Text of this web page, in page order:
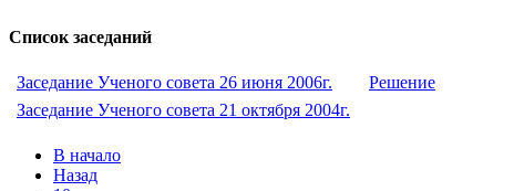
Список заседаний
Заседание Ученого совета 26 июня 2006г.
Решение
Заседание Ученого совета 21 октября 2004г.
В начало
Назад